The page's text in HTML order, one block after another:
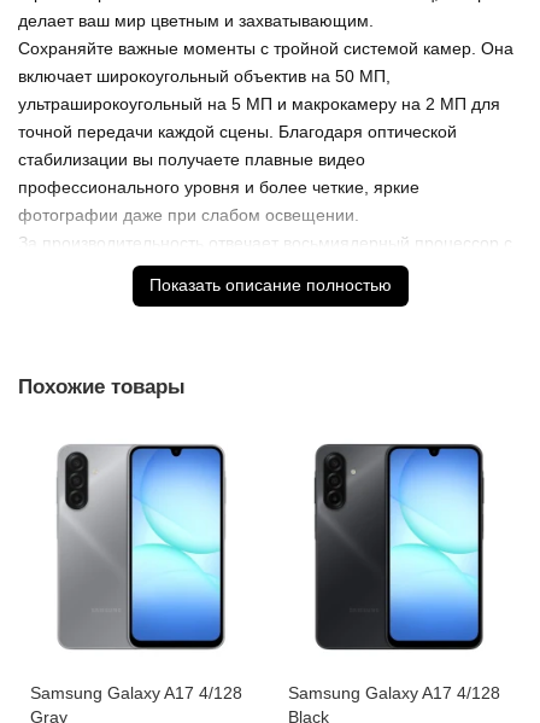
делает ваш мир цветным и захватывающим.
Сохраняйте важные моменты с тройной системой камер. Она
включает широкоугольный объектив на 50 МП,
ультраширокоугольный на 5 МП и макрокамеру на 2 МП для
точной передачи каждой сцены. Благодаря оптической
стабилизации вы получаете плавные видео
профессионального уровня и более четкие, яркие
фотографии даже при слабом освещении.
За производительность отвечает восьмиядерный процессор с
частотой 2,4 ГГц, который обеспечивает плавную потоковую
передачу видео высокой четкости, быструю реакцию в играх и
менеджеров магазина.
** - На момент покупки не предустановлены обязательные
приложения, в том числе единый магазин приложений
Показать описание полностью
Похожие товары
Samsung Galaxy A17 4/128
Gray
Samsung Galaxy A17 4/128
Black